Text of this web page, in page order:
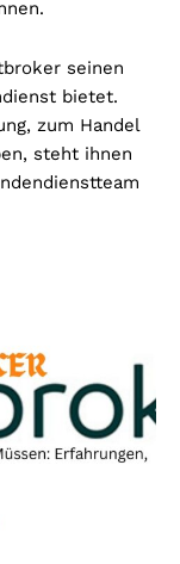
seinen
bietet.
zum Handel
steht ihnen